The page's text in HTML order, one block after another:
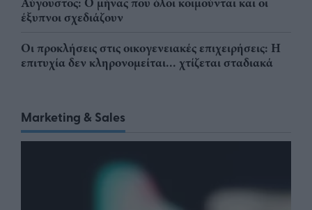
έξυπνοι σχεδιάζουν
Οι προκλήσεις στις οικογενειακές επιχειρήσεις: Η
επιτυχία δεν κληρονομείται... χτίζεται σταδιακά
Marketing & Sales